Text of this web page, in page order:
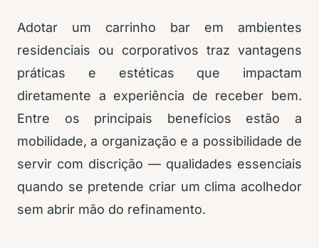
Adotar um carrinho bar em ambientes
residenciais ou corporativos traz vantagens
práticas e estéticas que impactam
diretamente a experiência de receber bem.
Entre os principais benefícios estão a
mobilidade, a organização e a possibilidade de
servir com discrição — qualidades essenciais
quando se pretende criar um clima acolhedor
sem abrir mão do refinamento.